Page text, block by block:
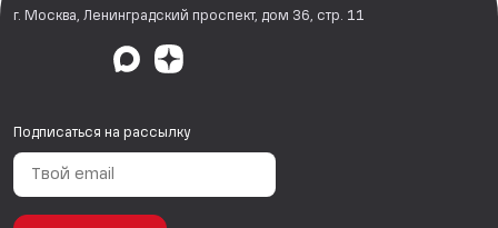
г. Москва, Ленинградский проспект, дом 36, стр. 11
Подписаться на рассылку